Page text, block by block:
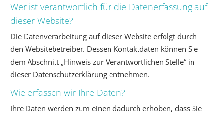
Wer ist verantwortlich für die Datenerfassung auf
dieser Website?
Die Datenverarbeitung auf dieser Website erfolgt durch
den Websitebetreiber. Dessen Kontaktdaten können Sie
dem Abschnitt „Hinweis zur Verantwortlichen Stelle“ in
dieser Datenschutzerklärung entnehmen.
Wie erfassen wir Ihre Daten?
Ihre Daten werden zum einen dadurch erhoben, dass Sie